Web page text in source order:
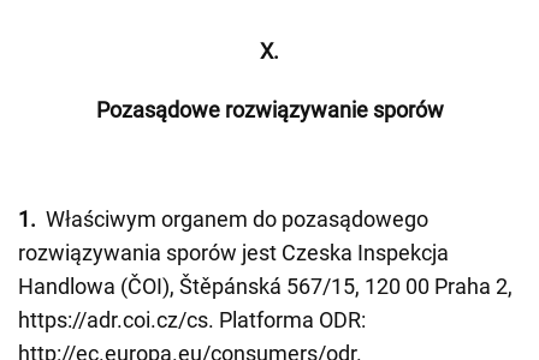
X.
Pozasądowe rozwiązywanie sporów
1. Właściwym organem do pozasądowego
rozwiązywania sporów jest Czeska Inspekcja
Handlowa (ČOI), Štěpánská 567/15, 120 00 Praha 2,
https://adr.coi.cz/cs. Platforma ODR:
http://ec.europa.eu/consumers/odr.